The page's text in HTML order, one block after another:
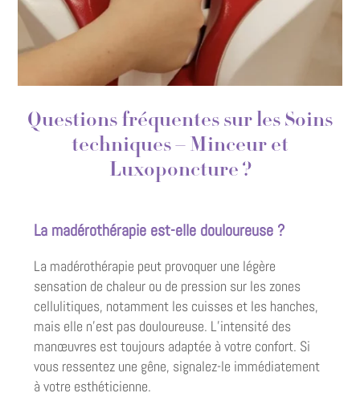
Questions fréquentes sur les Soins
techniques – Minceur et
Luxoponcture ?
La madérothérapie est-elle douloureuse ?
La madérothérapie peut provoquer une légère
sensation de chaleur ou de pression sur les zones
cellulitiques, notamment les cuisses et les hanches,
mais elle n’est pas douloureuse. L’intensité des
manœuvres est toujours adaptée à votre confort. Si
vous ressentez une gêne, signalez-le immédiatement
à votre esthéticienne.